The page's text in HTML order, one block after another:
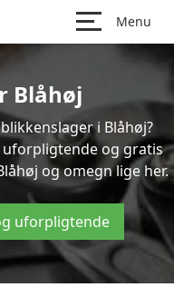
Menu
Blåhøj
i Blåhøj?
uforpligtende og gratis
og omegn lige her.
uforpligtende